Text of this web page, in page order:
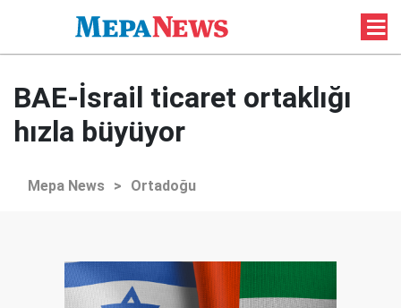
BAE-İsrail ticaret ortaklığı
hızla büyüyor
Mepa News > Ortadoğu